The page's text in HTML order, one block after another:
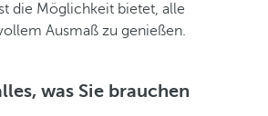
die Möglichkeit bietet, alle
Ausmaß zu genießen.
was Sie brauchen